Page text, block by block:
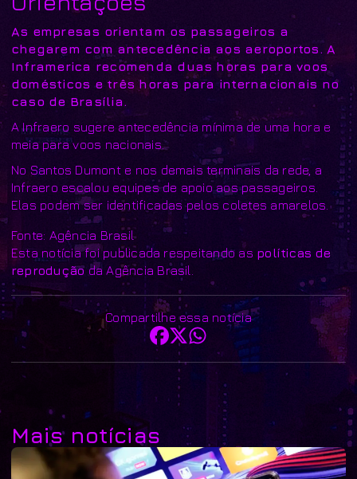
As empresas orientam os passageiros a
chegarem com antecedência aos aeroportos. A
Inframerica recomenda duas horas para voos
domésticos e três horas para internacionais no
caso de Brasília.
A Infraero sugere antecedência mínima de uma hora e
meia para voos nacionais.
No Santos Dumont e nos demais terminais da rede, a
Infraero escalou equipes de apoio aos passageiros.
Elas podem ser identificadas pelos coletes amarelos.
Fonte: Agência Brasil
Esta notícia foi publicada respeitando as políticas de
reprodução da Agência Brasil.
Compartilhe essa notícia
Mais notícias